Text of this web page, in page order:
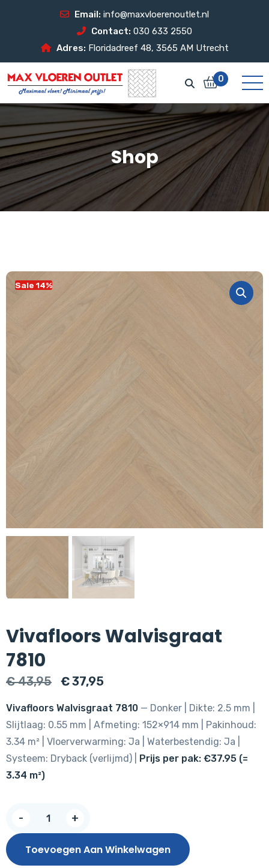
Email: info@maxvloerenoutlet.nl
Contact: 030 633 2550
Adres: Floridadreef 48, 3565 AM Utrecht
0
Shop
Sale 14%
Vivafloors Walvisgraat
7810
€43,95
Oorspronkelijke
€ 43,95.
€37,95
€ 37,95.
Vivafloors Walvisgraat 7810 — Donker | Dikte: 2.5 mm |
Slijtlaag: 0.55 mm | Afmeting: 152×914 mm | Pakinhoud:
3.34 m² | Vloerverwarming: Ja | Waterbestendig: Ja |
Systeem: Dryback (verlijmd) |
Prijs per pak: €37.95 (=
3.34 m²)
-
7810
aantal
+
Toevoegen Aan Winkelwagen